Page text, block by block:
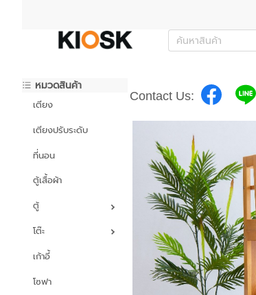
หมวดสินค้า
เตียง
เตียงปรับระดับ
ที่นอน
ตู้เสื้อผ้า
ตู้
โต๊ะ
เก้าอี้
โซฟา
Contact Us: